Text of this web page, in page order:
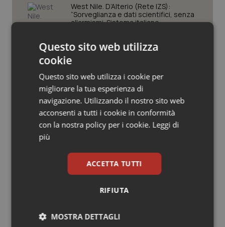
Oncologia & Nutrizione
Psoriasi & pelle
Quotidiano Cardiologia
Quotidiano Chirurgia
Quotidiano Oncologia
Rene & patologie urogenitali
West Nile. D’Alterio (Rete IZS):
“Sorveglianza e dati scientifici, senza
allarmismi. Sistema italiano
La spesa farmaceutica sale a 39,3
miliardi (+6%). Prosegue il boom dei
uso antibiotici. Ecco il Rapporto
OsMed 2025
Aifa. Rivisto il Programma attività 2026
dopo le richieste delle Regioni. Dalla
revisione del prontuario alla
Ultime analisi e review da QS Pro
Questo sito web utilizza
cookie
Questo sito web utilizza i cookie per
migliorare la tua esperienza di
navigazione. Utilizzando il nostro sito web
acconsenti a tutti i cookie in conformità
con la nostra policy per i cookie. Leggi di
più
ACCETTA TUTTI
RIFIUTA
MOSTRA DETTAGLI